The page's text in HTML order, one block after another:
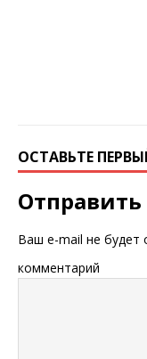
ОСТАВЬТЕ
Отправить
Ваш e-mail не будет
комментарий